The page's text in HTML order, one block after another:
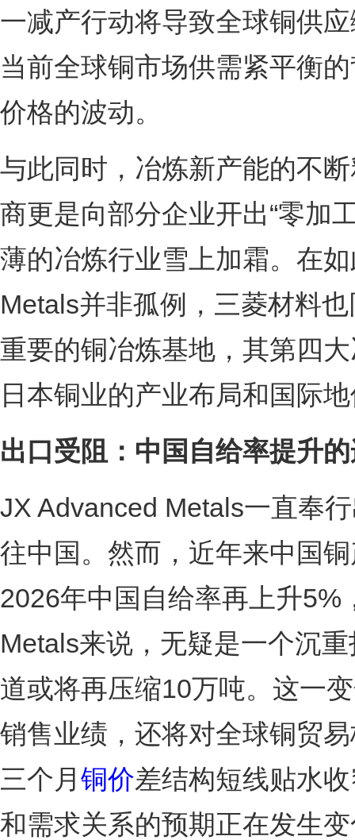
一减产行动将导致全球铜供
当前全球铜市场供需紧平衡
价格的波动。
与此同时，冶炼新产能的不
商更是向部分企业开出“零加
薄的冶炼行业雪上加霜。在
Metals并非孤例，三菱材料
重要的铜冶炼基地，其第四
日本铜业的产业布局和国际
出口受阻：中国自给率提升
JX Advanced Metals一直奉
往中国。然而，近年来中国
2026年中国自给率再上升
Metals来说，无疑是一个沉
道或将再压缩10万吨。这一
销售业绩，还将对全球铜贸
三个月 铜价差结构短线贴水
和需求关系的预期正在发生